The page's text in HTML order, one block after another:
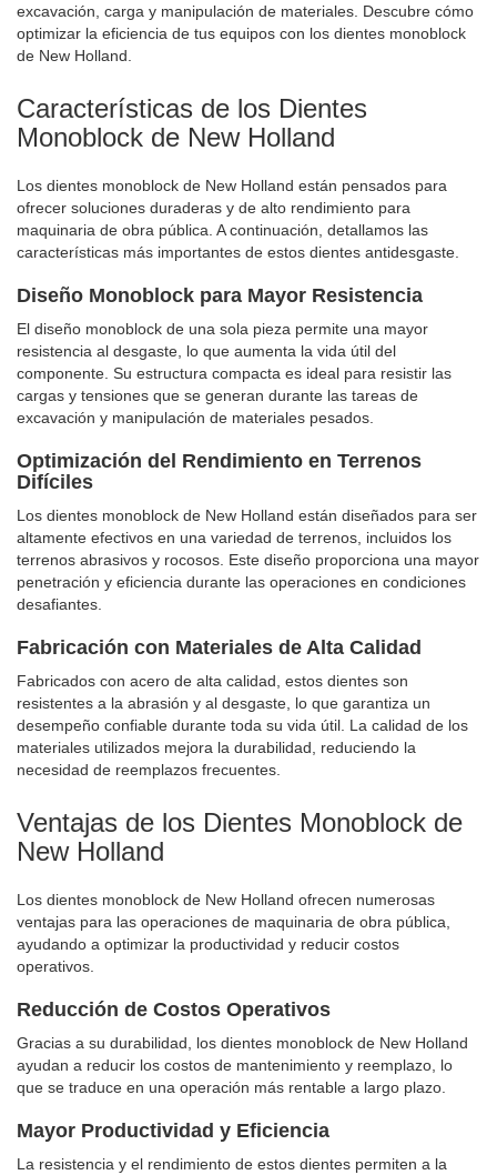
excavación, carga y manipulación de materiales. Descubre cómo
optimizar la eficiencia de tus equipos con los dientes monoblock
de New Holland.
Características de los Dientes
Monoblock de New Holland
Los dientes monoblock de New Holland están pensados para
ofrecer soluciones duraderas y de alto rendimiento para
maquinaria de obra pública. A continuación, detallamos las
características más importantes de estos dientes antidesgaste.
Diseño Monoblock para Mayor Resistencia
El diseño monoblock de una sola pieza permite una mayor
resistencia al desgaste, lo que aumenta la vida útil del
componente. Su estructura compacta es ideal para resistir las
cargas y tensiones que se generan durante las tareas de
excavación y manipulación de materiales pesados.
Optimización del Rendimiento en Terrenos
Difíciles
Los dientes monoblock de New Holland están diseñados para ser
altamente efectivos en una variedad de terrenos, incluidos los
terrenos abrasivos y rocosos. Este diseño proporciona una mayor
penetración y eficiencia durante las operaciones en condiciones
desafiantes.
Fabricación con Materiales de Alta Calidad
Fabricados con acero de alta calidad, estos dientes son
resistentes a la abrasión y al desgaste, lo que garantiza un
desempeño confiable durante toda su vida útil. La calidad de los
materiales utilizados mejora la durabilidad, reduciendo la
necesidad de reemplazos frecuentes.
Ventajas de los Dientes Monoblock de
New Holland
Los dientes monoblock de New Holland ofrecen numerosas
ventajas para las operaciones de maquinaria de obra pública,
ayudando a optimizar la productividad y reducir costos
operativos.
Reducción de Costos Operativos
Gracias a su durabilidad, los dientes monoblock de New Holland
ayudan a reducir los costos de mantenimiento y reemplazo, lo
que se traduce en una operación más rentable a largo plazo.
Mayor Productividad y Eficiencia
La resistencia y el rendimiento de estos dientes permiten a la